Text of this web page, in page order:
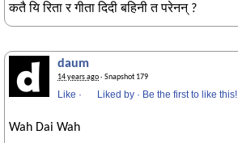
कतै यि रिता र गीता दिदी बहिनी त परेनन् ?
daum
14 years ago· Snapshot 179
Like · Liked by · Be the first to like this!
Wah Dai Wah